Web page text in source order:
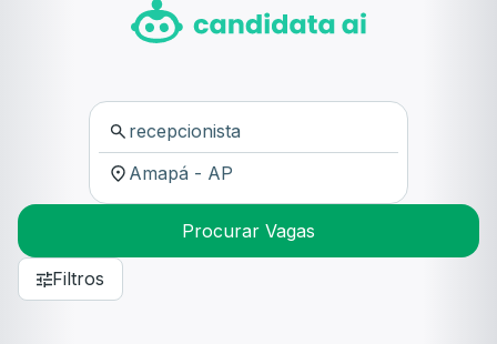
Procurar Vagas
Filtros